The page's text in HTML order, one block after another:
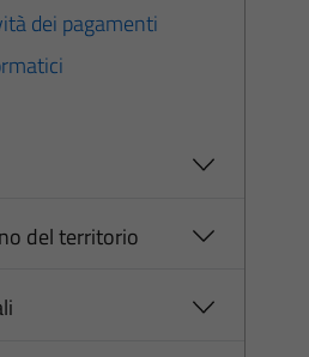
dei pagamenti
del territorio